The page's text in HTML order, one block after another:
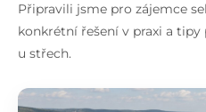
Připravili jsme pro zájemce
konkrétní řešení v praxi a tipy
u střech.